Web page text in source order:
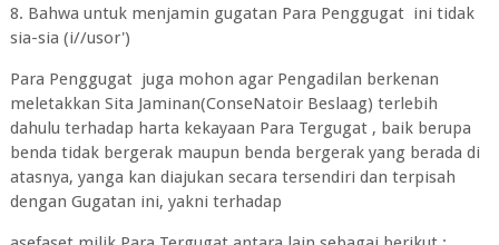
8. Bahwa untuk menjamin gugatan Para Penggugat ini tidak
sia-sia (i//usor')
Para Penggugat juga mohon agar Pengadilan berkenan
meletakkan Sita Jaminan(ConseNatoir Beslaag) terlebih
dahulu terhadap harta kekayaan Para Tergugat , baik berupa
benda tidak bergerak maupun benda bergerak yang berada di
atasnya, yanga kan diajukan secara tersendiri dan terpisah
dengan Gugatan ini, yakni terhadap